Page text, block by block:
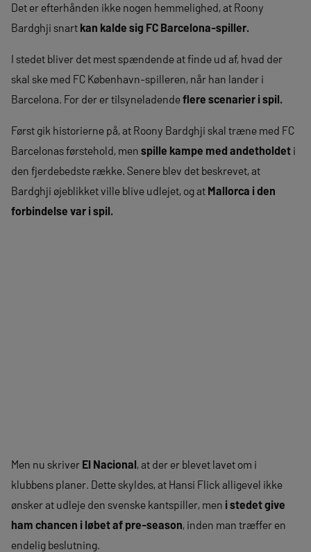
Det er efterhånden ikke nogen hemmelighed, at Roony
Bardghji snart kan kalde sig FC Barcelona-spiller.
I stedet bliver det mest spændende at finde ud af, hvad der
skal ske med FC København-spilleren, når han lander i
Barcelona. For der er tilsyneladendeflere scenarier i spil.
Først gik historierne på, at Roony Bardghji skal træne med FC
Barcelonas førstehold, men spille kampe med andetholdet i
den fjerdebedste række. Senere blev det beskrevet, at
Bardghji øjeblikket ville blive udlejet, og at Mallorca i den
forbindelse var i spil.
Men nu skriver El Nacional, at der er blevet lavet om i
klubbens planer. Dette skyldes, at Hansi Flick alligevel ikke
ønsker at udleje den svenske kantspiller, men i stedet give
ham chancen i løbet af pre-season, inden man træffer en
endelig beslutning.